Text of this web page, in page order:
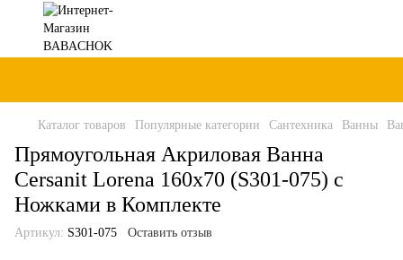
Каталог товаров Популярные категории Сантехника Ванны
Прямоугольная Акриловая Ванна
Cersanit Lorena 160x70 (S301-075) с
Ножками в Комплекте
Артикул: S301-075 Оставить отзыв